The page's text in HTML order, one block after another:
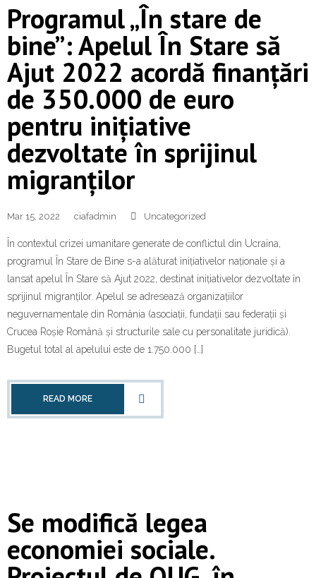
Programul „În stare de
bine”: Apelul În Stare să
Ajut 2022 acordă finanțări
de 350.000 de euro
pentru inițiative
dezvoltate în sprijinul
migranților
Mar 15, 2022 ciafadmin Uncategorized
În contextul crizei umanitare generate de conflictul din Ucraina,
programul În Stare de Bine s-a alăturat inițiativelor naționale și a
lansat apelul În Stare să Ajut 2022, destinat inițiativelor dezvoltate în
sprijinul migranților. Apelul se adresează organizațiilor
neguvernamentale din România (asociații, fundații sau federații și
Crucea Roșie Română și structurile sale cu personalitate juridică).
Bugetul total al apelului este de 1.750.000 […]
READ MORE
Se modifică legea
economiei sociale.